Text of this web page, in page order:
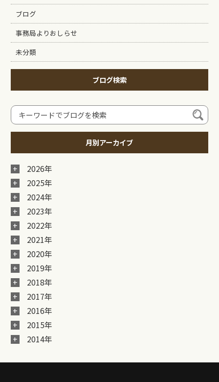
ブログ
事務局よりおしらせ
未分類
ブログ検索
月別アーカイブ
2026年
2025年
2024年
2023年
2022年
2021年
2020年
2019年
2018年
2017年
2016年
2015年
2014年